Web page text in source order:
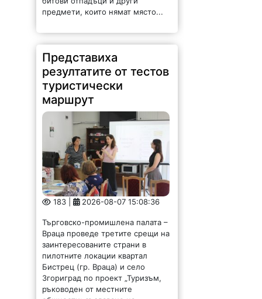
Представиха
резултатите от тестов
туристически
маршрут
183 | 2026-08-07 15:08:36
Търговско-промишлена палата –
Враца проведе третите срещи на
заинтересованите страни в
пилотните локации квартал
Бистрец (гр. Враца) и село
Згориград по проект „Туризъм,
ръководен от местните
общности: създаване на
устойчиви...